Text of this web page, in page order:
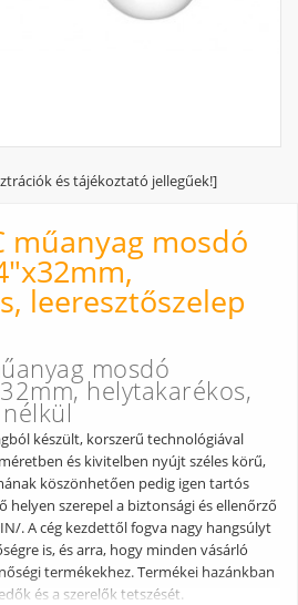
és tájékoztató jellegűek!]
műanyag mosdó
leeresztőszelep
mosdó
helytakarékos,
készült, korszerű technológiával
és kivitelben nyújt széles körű,
köszönhetően pedig igen tartós
helyen szerepel a biztonsági és ellenőrző
. A cég kezdettől fogva nagy hangsúlyt
is, és arra, hogy minden vásárló
termékekhez. Termékei hazánkban
és a szerelők tetszését.